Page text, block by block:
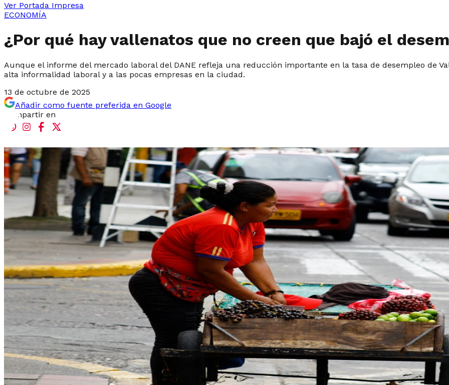
Ver Portada Impresa
ECONOMÍA
¿Por qué hay vallenatos que no creen que bajó el
Aunque el informe del mercado laboral del DANE refleja una reducción importante en la tasa de desempleo de
alta informalidad laboral y a las pocas empresas en la ciudad.
13 de octubre de 2025
Añadir como fuente preferida en Google
Compartir en